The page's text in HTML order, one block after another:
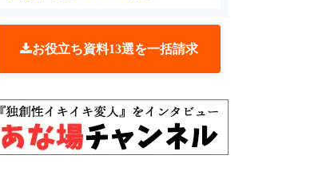
お役立ち資料13選を一括請求